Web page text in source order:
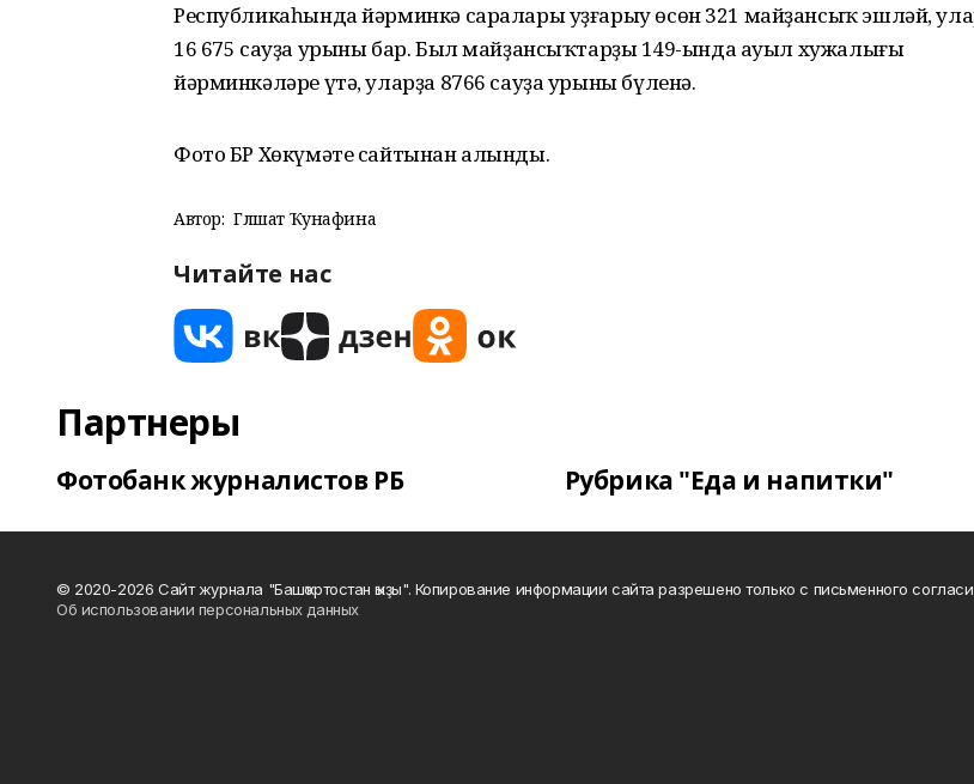
Республикаһында йәрминкә саралары уҙғарыу өсөн 321 майҙансыҡ эшләй,
16 675 сауҙа урыны бар. Был майҙансыҡтарҙың 149-ында ауыл хужалығы
йәрминкәләре үтә, уларҙа 8766 сауҙа урыны бүленә.
Фото БР Хөкүмәте сайтынан алынды.
Автор: Гөлшат Ҡунафина
Читайте нас
Партнеры
Фотобанк журналистов РБ Рубрика "Еда и напитки"
© 2020-2026 Сайт журнала "Башҡортостан ҡыҙы". Копирование информации сайта разрешено только с письменного
Об использовании персональных данных